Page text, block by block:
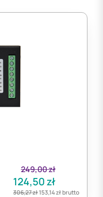
249,00zł
124,50zł
306,27zł153,14złbrutto